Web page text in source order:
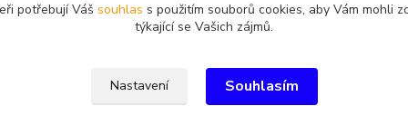
potřebují Váš souhlas s použitím souborů cookies, aby Vám mohli
týkající se Vašich zájmů.
Nastavení Souhlasím